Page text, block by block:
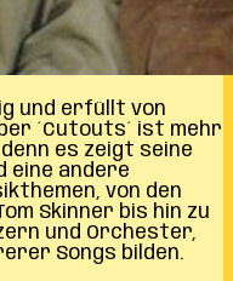
und erfüllt von
´Cutouts´ ist mehr
es zeigt seine
eine andere
von den
Skinner bis hin zu
und Orchester,
Songs bilden.